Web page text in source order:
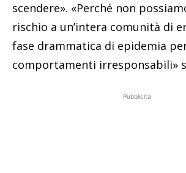
scendere». «Perché non
rischio a un’intera comunità di
fase drammatica di epidemia
comportamenti irresponsabili»
Pubblicità